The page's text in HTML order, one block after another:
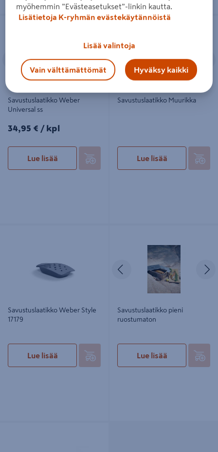
Savustuslaatikko Weber Universal ss
Savustuslaatikko Weber
Universal ss
34,95€/kpl
34,95 € / kpl
Lue lisää
Savustuslaatikko Muurikka
Savustuslaatikko Muurikka
Lue lisää
Savustuslaatikko Weber Style
17179
Lue lisää
Edellinen
Savustuslaatikko pieni
ruostumaton
Lue lisää
myöhemmin ”Evästeasetukset”-linkin kautta.
Lisätietoja K-ryhmän evästekäytännöistä
Lisää valintoja
Vain välttämättömät Hyväksy kaikki